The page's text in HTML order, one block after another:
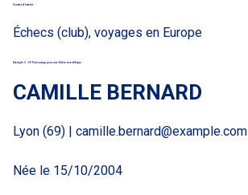
Centres d’intérêt
Échecs (club), voyages en Europe
Exemple 3 : CV Parcoursup pour une filière scientifique
CAMILLE BERNARD
Lyon (69) | camille.bernard@example.com
Née le 15/10/2004